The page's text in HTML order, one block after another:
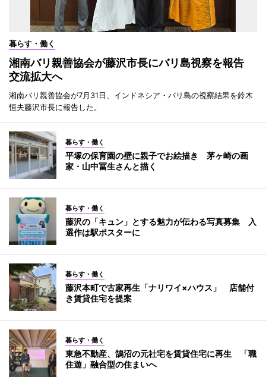
暮らす・働く
湘南バリ親善協会が藤沢市長にバリ島視察を報告
交流拡大へ
湘南バリ親善協会が7月31日、インドネシア・バリ島の視察結果を鈴木
恒夫藤沢市長に報告した。
暮らす・働く
平塚の保育園の壁に親子でお絵描き 茅ヶ崎の画
家・山中冨生さんと描く
暮らす・働く
藤沢の「キュン」とする魅力が伝わる写真募集 入
選作は駅ポスターに
暮らす・働く
藤沢本町で古家再生「ナリワイ×ハウス」 店舗付
き賃貸住宅を提案
暮らす・働く
東急不動産、鵠沼の元社宅を賃貸住宅に再生 「職
住遊」融合型の住まいへ